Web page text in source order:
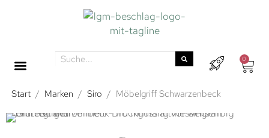
0
Start / Marken / Siro / Möbelgriff Schwarzenbeck